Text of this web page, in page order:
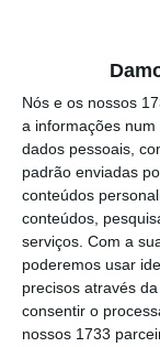
Nós e os nossos
a informações
dados pessoais,
padrão enviadas
conteúdos
conteúdos,
serviços. Com a
poderemos usar
precisos através
consentir o
nossos 1733
tendência
cria
referiu.
As
frutos
Europeia,
França,
principais